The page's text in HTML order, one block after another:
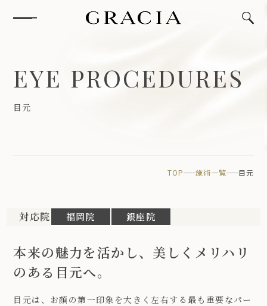
EYE PROCEDURES
目 元
TOP 施術一覧 目元
対応院 福岡院 銀座院
本来の魅力を活かし、美しくメリハリ
のある目元へ。
目元は、お顔の第一印象を大きく左右する最も重要なパー